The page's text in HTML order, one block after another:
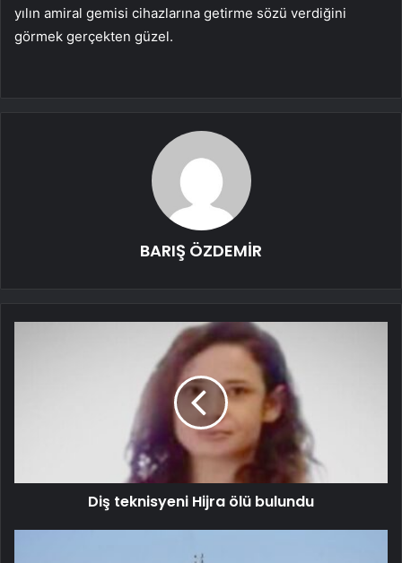
yılın amiral gemisi cihazlarına getirme sözü verdiğini
görmek gerçekten güzel.
BARIŞ ÖZDEMİR
Diş teknisyeni Hijra ölü bulundu